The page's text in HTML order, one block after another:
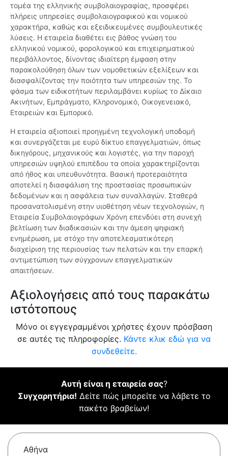
τομέα της ελληνικής συμβολαιογραφίας, προσφέρει
πλήρεις υπηρεσίες συμβολαιογραφικού και νομικού
χαρακτήρα, καθώς και εξειδικευμένες συμβουλευτικές
λύσεις. Η εταιρεία διαθέτει εις βάθος γνώση του
ελληνικού νομικού, φορολογικού και επιχειρηματικού
περιβάλλοντος, δίνοντας ιδιαίτερη έμφαση στην
παρακολούθηση όλων των νομοθετικών εξελίξεων και
διασφαλίζοντας την ποιότητα των υπηρεσιών της. Το
φάσμα των ειδικοτήτων περιλαμβάνει κυρίως το Δίκαιο
Ακινήτων, Εμπράγματο, Κληρονομικό, Οικογενειακό,
Εταιρειών και Εμπορικό.
Η εταιρεία αξιοποιεί προηγμένη τεχνολογική υποδομή
και συνεργάζεται με ευρύ δίκτυο επαγγελματιών, όπως
δικηγόρους, μηχανικούς και λογιστές, για την παροχή
υπηρεσιών υψηλού επιπέδου τα οποία χαρακτηρίζονται
από ήθος και υπευθυνότητα. Βασική προτεραιότητα
αποτελεί η διασφάλιση της προστασίας προσωπικών
δεδομένων και η ασφάλεια των συναλλαγών. Σταθερά
προσανατολισμένη στην υιοθέτηση νέων τεχνολογιών, η
Εταιρεία Συμβολαιογράφων Χρόνη επενδύει στη συνεχή
βελτίωση των διαδικασιών και την άμεση ψηφιακή
ενημέρωση, με στόχο την αποτελεσματικότερη
διαχείριση της περιουσίας των πελατών και την επαρκή
αντιμετώπιση των σύγχρονων επαγγελματικών
απαιτήσεων.
Αξιολογήσεις από τους παρακάτω
ιστότοπους
Μόνο οι εγγεγραμμένοι χρήστες έχουν πρόσβαση
σε αυτές τις πληροφορίες. Κάντε κλικ εδώ για να
συνδεθείτε.
Αυτή είναι η εταιρεία σας?
Συγχαρητήρια! Δείτε πώς μπορείτε να λάβετε το
πακέτο βραβείων!
Αθήνα